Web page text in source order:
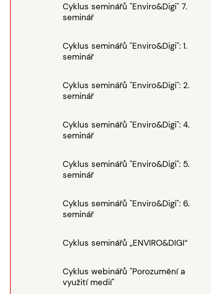
Cyklus seminářů "Enviro&Digi" 7.
seminář
Cyklus seminářů "Enviro&Digi": 1.
seminář
Cyklus seminářů "Enviro&Digi": 2.
seminář
Cyklus seminářů "Enviro&Digi": 4.
seminář
Cyklus seminářů "Enviro&Digi": 5.
seminář
Cyklus seminářů "Enviro&Digi": 6.
seminář
Cyklus seminářů „ENVIRO&DIGI“
Cyklus webinářů "Porozumění a
využití medií"